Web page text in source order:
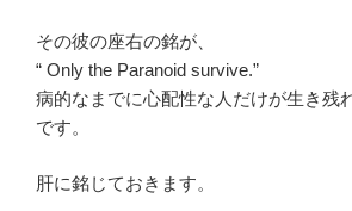
その彼の座右の銘が、
“ Only the Paranoid survive.”
病的なまでに心配性な人だけが生き残
です。
肝に銘じておきます。